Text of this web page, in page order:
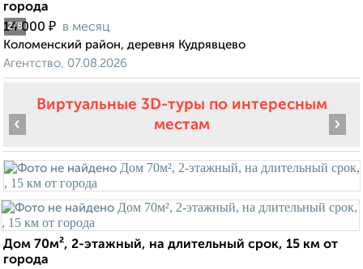
2/8
города
14 000 ₽ в месяц
Коломенский район, деревня Кудрявцево
Агентство, 07.08.2026
Виртуальные 3D-туры по интересным
местам
‹ ›
Дом 70м², 2-этажный, на длительный срок, 15 км от
города